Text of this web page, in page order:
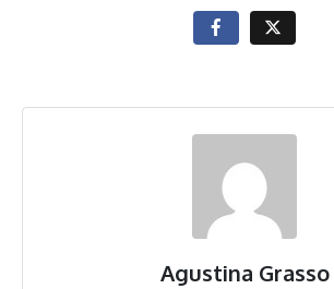
Agustina Grasso